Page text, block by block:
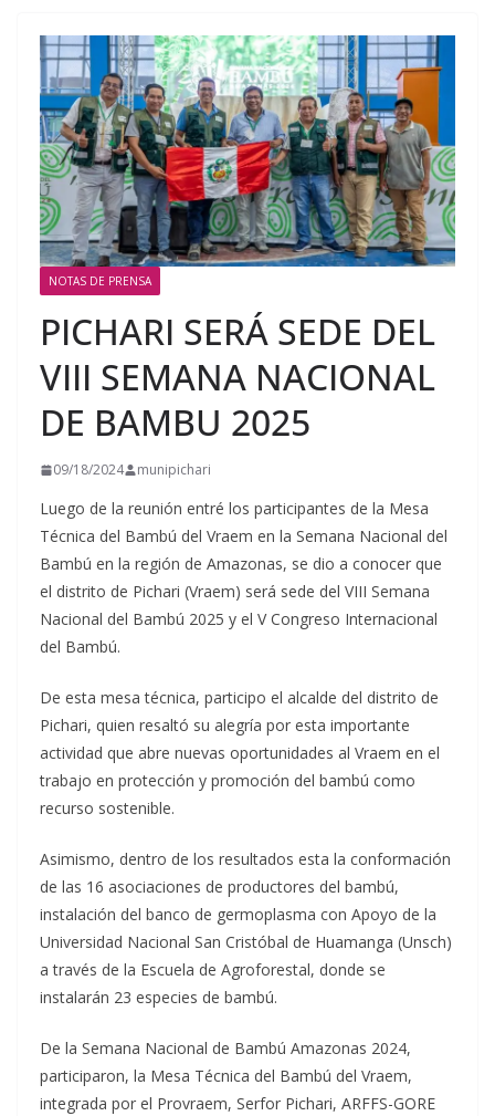
NOTAS DE PRENSA
PICHARI SERÁ SEDE DEL
VIII SEMANA NACIONAL
DE BAMBU 2025
09/18/2024 munipichari
Luego de la reunión entré los participantes de la Mesa
Técnica del Bambú del Vraem en la Semana Nacional del
Bambú en la región de Amazonas, se dio a conocer que
el distrito de Pichari (Vraem) será sede del VIII Semana
Nacional del Bambú 2025 y el V Congreso Internacional
del Bambú.
De esta mesa técnica, participo el alcalde del distrito de
Pichari, quien resaltó su alegría por esta importante
actividad que abre nuevas oportunidades al Vraem en el
trabajo en protección y promoción del bambú como
recurso sostenible.
Asimismo, dentro de los resultados esta la conformación
de las 16 asociaciones de productores del bambú,
instalación del banco de germoplasma con Apoyo de la
Universidad Nacional San Cristóbal de Huamanga (Unsch)
a través de la Escuela de Agroforestal, donde se
instalarán 23 especies de bambú.
De la Semana Nacional de Bambú Amazonas 2024,
participaron, la Mesa Técnica del Bambú del Vraem,
integrada por el Provraem, Serfor Pichari, ARFFS-GORE